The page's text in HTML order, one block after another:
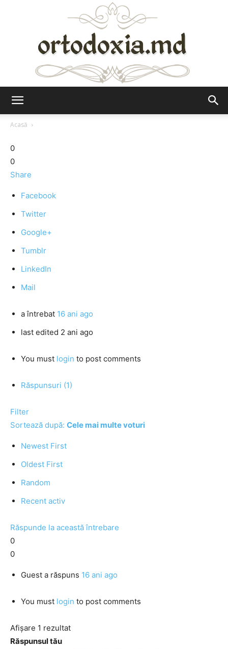
Acasă
0
0
Share
Facebook
Twitter
Google+
Tumblr
LinkedIn
Mail
a întrebat 16 ani ago
last edited 2 ani ago
You must login to post comments
Răspunsuri (1)
Filter
Sortează după: Cele mai multe voturi
Newest First
Oldest First
Random
Recent activ
Răspunde la această întrebare
0
0
Guest a răspuns 16 ani ago
You must login to post comments
Afișare 1 rezultat
Răspunsul tău